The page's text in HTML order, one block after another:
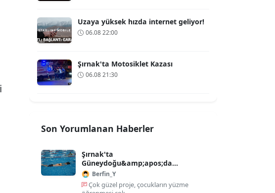
Uzaya yüksek hızda internet geliyor!
06.08 22:00
Şırnak'ta Motosiklet Kazası
06.08 21:30
Son Yorumlanan Haberler
Şırnak'ta
Güneydoğu&amp;apos;da
Çocuklara Güvenli Yüzme Eğitimi
Berfin_Y
Çok güzel proje, çocukların yüzme